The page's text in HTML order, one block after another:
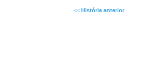
<< História anterior